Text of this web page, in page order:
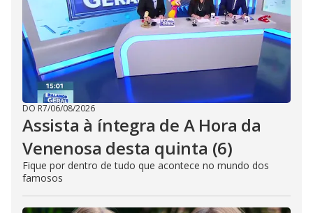
DO R7/06/08/2026
Assista à íntegra de A Hora da
Venenosa desta quinta (6)
Fique por dentro de tudo que acontece no mundo dos
famosos